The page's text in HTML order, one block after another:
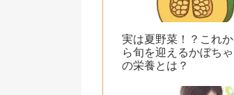
実は夏野菜！？これか
ら旬を迎えるかぼちゃ
の栄養とは？